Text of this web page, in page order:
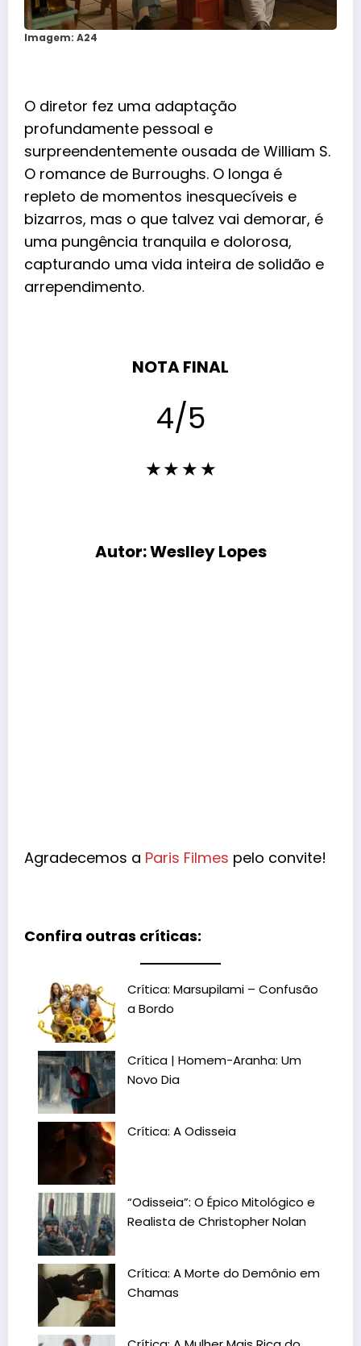
Imagem: A24
O diretor fez uma adaptação
profundamente pessoal e
surpreendentemente ousada de William S.
O romance de Burroughs. O longa é
repleto de momentos inesquecíveis e
bizarros, mas o que talvez vai demorar, é
uma pungência tranquila e dolorosa,
capturando uma vida inteira de solidão e
arrependimento.
NOTA FINAL
4/5
★ ★★★
Autor: Weslley Lopes
Agradecemos a Paris Filmes pelo convite!
Confira outras críticas:
Crítica: Marsupilami – Confusão
a Bordo
Crítica | Homem-Aranha: Um
Novo Dia
Crítica: A Odisseia
“Odisseia”: O Épico Mitológico e
Realista de Christopher Nolan
Crítica: A Morte do Demônio em
Chamas